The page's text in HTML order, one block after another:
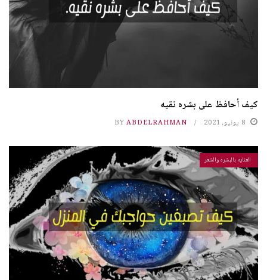
كيف أحافظ على بشره نقيه
8 يونيو، 2021 BY ABDELRAHMAN
العنايه بالبشره والشعر